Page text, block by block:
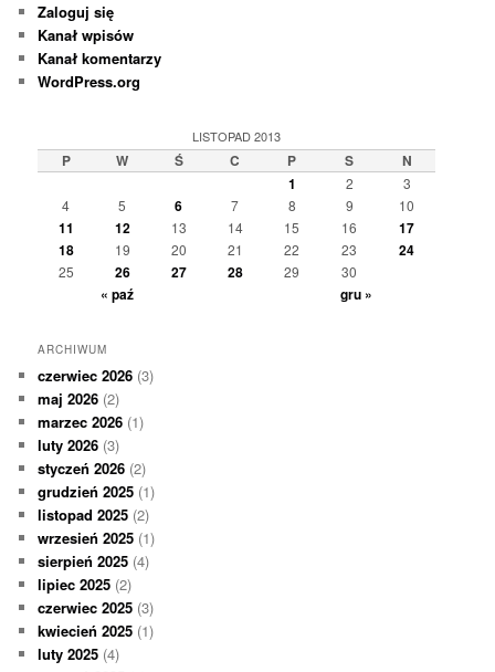
Zaloguj się
Kanał wpisów
Kanał komentarzy
WordPress.org
LISTOPAD 2013
P W Ś C P S
N
1
2
3
4
5 6 7 8 9 10
11 12 13 14 15 16
17
18
19 20 21 22 23 24
25 26 27 28 29 30
« paź gru »
ARCHIWUM
czerwiec 2026 (3)
maj 2026 (2)
marzec 2026 (1)
luty 2026 (3)
styczeń 2026 (2)
grudzień 2025 (1)
listopad 2025 (2)
wrzesień 2025 (1)
sierpień 2025 (4)
lipiec 2025 (2)
czerwiec 2025 (3)
kwiecień 2025 (1)
luty 2025 (4)